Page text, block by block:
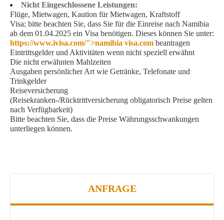
Nicht Eingeschlossene Leistungen:
Flüge, Mietwagen, Kaution für Mietwagen, Kraftstoff
Visa; bitte beachten Sie, dass Sie für die Einreise nach Namibia
ab dem 01.04.2025 ein Visa benötigen. Dieses können Sie unter:
https://www.ivisa.com/">namibia visa.com beantragen
Eintrittsgelder und Aktivitäten wenn nicht speziell erwähnt
Die nicht erwähnten Mahlzeiten
Ausgaben persönlicher Art wie Getränke, Telefonate und
Trinkgelder
Reiseversicherung
(Reisekranken-/Rücktrittversicherung obligatorisch Preise gelten
nach Verfügbarkeit)
Bitte beachten Sie, dass die Preise Währungsschwankungen
unterliegen können.
ANFRAGE